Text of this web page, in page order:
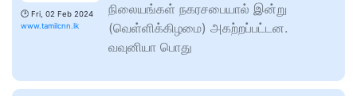
🕑 Fri, 02 Feb 2024
www.tamilcnn.lk
நிலையங்கள் நகரசபையால் இன்று
(வெள்ளிக்கிழமை) அகற்றப்பட்டன.
வவுனியா பொது